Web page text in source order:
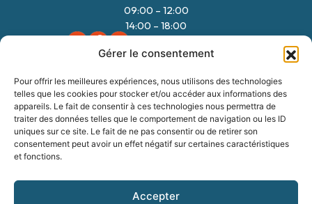
Gérer le consentement
Pour offrir les meilleures expériences, nous utilisons des technologies
telles que les cookies pour stocker et/ou accéder aux informations des
appareils. Le fait de consentir à ces technologies nous permettra de
traiter des données telles que le comportement de navigation ou les ID
uniques sur ce site. Le fait de ne pas consentir ou de retirer son
consentement peut avoir un effet négatif sur certaines caractéristiques
et fonctions.
Accepter
09:00 – 12:00
14:00 – 18:00
Nos modèles
Nos terrains
Notre accompagnement
Nos garanties